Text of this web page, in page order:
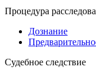
Процедура
Дознание
Судебное следствие